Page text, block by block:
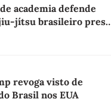
academia defende
jítsu brasileiro preso
revoga visto de
Brasil nos EUA